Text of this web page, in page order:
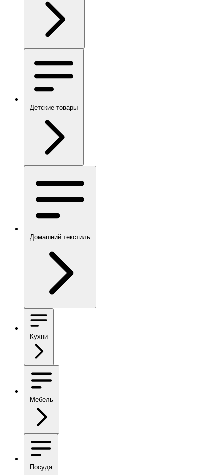
Детские товары
Домашний текстиль
Кухни
Мебель
Посуда